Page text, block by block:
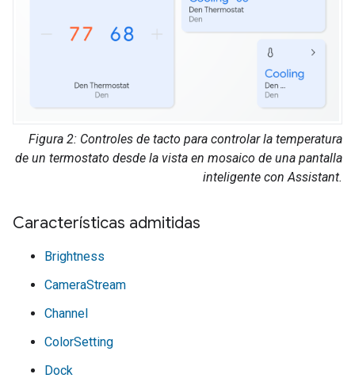
Figura 2: Controles de tacto para controlar la temperatura
de un termostato desde la vista en mosaico de una pantalla
inteligente conAssistant.
Características admitidas
Brightness
CameraStream
Channel
ColorSetting
Dock